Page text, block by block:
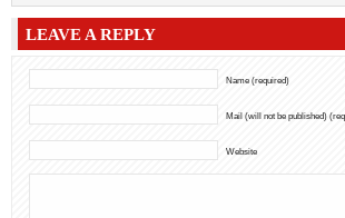
LEAVE A REPLY
Name (required)
Mail (will not be published)
Website